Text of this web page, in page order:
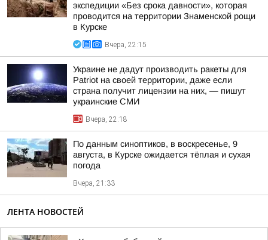
экспедиции «Без срока давности», которая
проводится на территории Знаменской рощи
в Курске
Вчера, 22:15
Украине не дадут производить ракеты для
Patriot на своей территории, даже если
страна получит лицензии на них, — пишут
украинские СМИ
Вчера, 22:18
По данным синоптиков, в воскресенье, 9
августа, в Курске ожидается тёплая и сухая
погода
Вчера, 21:33
ЛЕНТА НОВОСТЕЙ